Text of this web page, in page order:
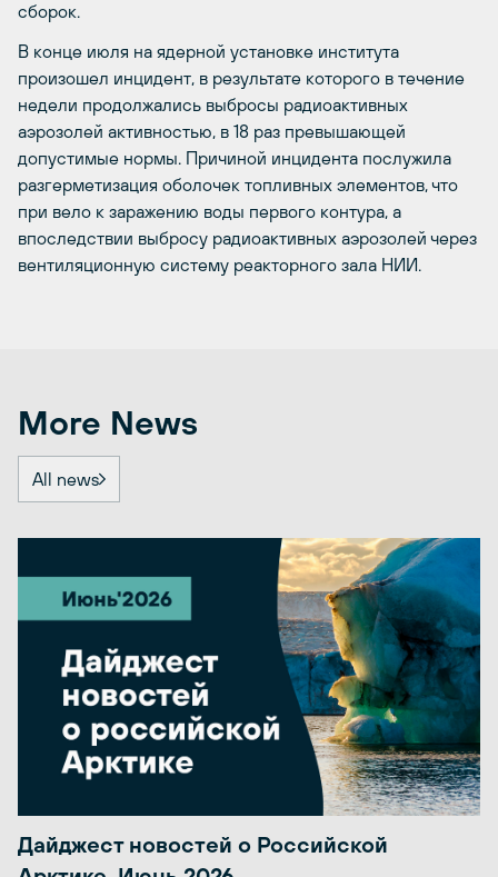
сборок.
В конце июля на ядерной установке института
произошел инцидент, в результате которого в течение
недели продолжались выбросы радиоактивных
аэрозолей активностью, в 18 раз превышающей
допустимые нормы. Причиной инцидента послужила
разгерметизация оболочек топливных элементов, что
при вело к заражению воды первого контура, а
впоследствии выбросу радиоактивных аэрозолей через
вентиляционную систему реакторного зала НИИ.
More News
All news
Дайджест новостей о Российской